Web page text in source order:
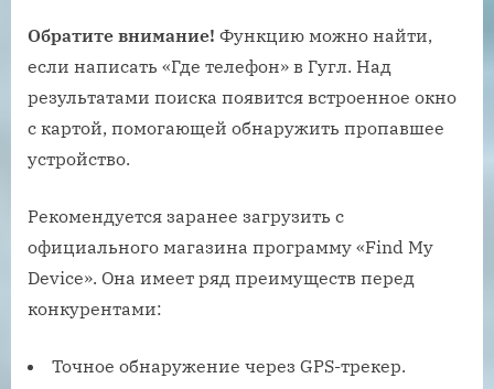
Обратите внимание! Функцию можно найти,
если написать «Где телефон» в Гугл. Над
результатами поиска появится встроенное окно
с картой, помогающей обнаружить пропавшее
устройство.
Рекомендуется заранее загрузить с
официального магазина программу «Find My
Device». Она имеет ряд преимуществ перед
конкурентами:
Точное обнаружение через GPS-трекер.